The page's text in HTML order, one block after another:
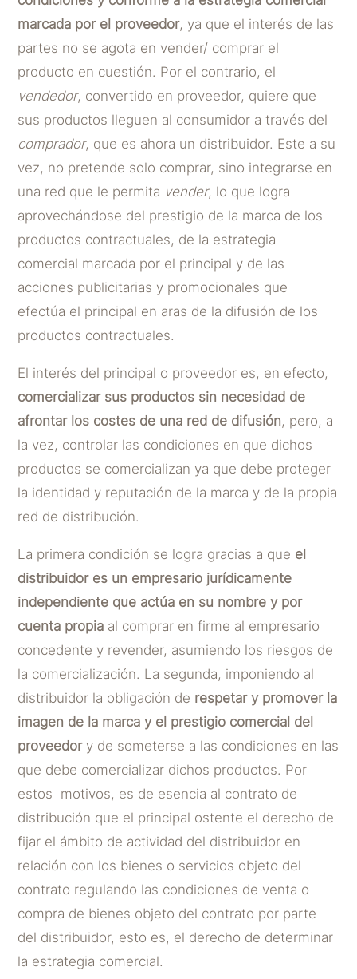
marcada por el proveedor, ya que el interés de las
partes no se agota en vender/ comprar el
producto en cuestión. Por el contrario, el
vendedor, convertido en proveedor, quiere que
sus productos lleguen al consumidor a través del
comprador, que es ahora un distribuidor. Este a su
vez, no pretende solo comprar, sino integrarse en
una red que le permita vender, lo que logra
aprovechándose del prestigio de la marca de los
productos contractuales, de la estrategia
comercial marcada por el principal y de las
acciones publicitarias y promocionales que
efectúa el principal en aras de la difusión de los
productos contractuales.
El interés del principal o proveedor es, en efecto,
comercializar sus productos sin necesidad de
afrontar los costes de una red de difusión, pero, a
la vez, controlar las condiciones en que dichos
productos se comercializan ya que debe proteger
la identidad y reputación de la marca y de la propia
red de distribución.
La primera condición se logra gracias a que el
distribuidor es un empresario jurídicamente
independiente que actúa en su nombre y por
cuenta propia al comprar en firme al empresario
concedente y revender, asumiendo los riesgos de
la comercialización. La segunda, imponiendo al
distribuidor la obligación de respetar y promover la
imagen de la marca y el prestigio comercial del
proveedory de someterse a las condiciones en las
que debe comercializar dichos productos. Por
estos motivos, es de esencia al contrato de
distribución que el principal ostente el derecho de
fijar el ámbito de actividad del distribuidor en
relación con los bienes o servicios objeto del
contrato regulando las condiciones de venta o
compra de bienes objeto del contrato por parte
del distribuidor, esto es, el derecho de determinar
la estrategia comercial.